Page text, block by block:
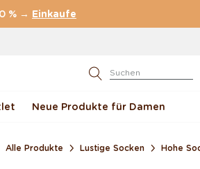
% → Einkaufe
Suchen
Neue Produkte für Damen
Alle Produkte Lustige Socken Hohe